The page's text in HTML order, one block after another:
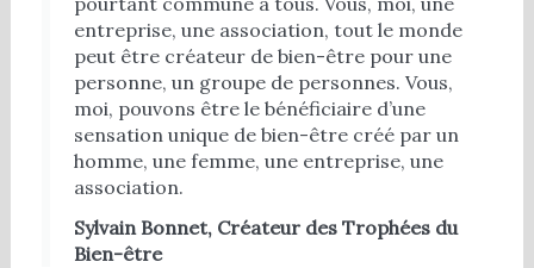
entreprise, une association, tout le monde
peut être créateur de bien-être pour une
personne, un groupe de personnes. Vous,
moi, pouvons être le bénéficiaire d’une
sensation unique de bien-être créé par un
homme, une femme, une entreprise, une
association.
Sylvain Bonnet, Créateur des Trophées du
Bien-être